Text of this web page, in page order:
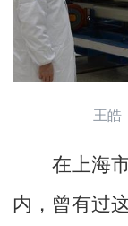
王皓
在上海市
内，曾有过